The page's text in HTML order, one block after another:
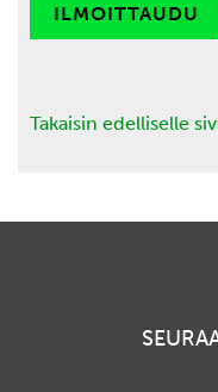
ILMOITTAUDU
Takaisin edelliselle